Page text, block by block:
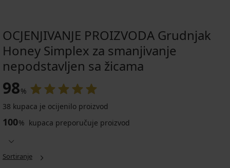
OCJENJIVANJE PROIZVODA Grudnjak
Honey Simplex za smanjivanje
nepodstavljen sa žicama
98%
38 kupaca je ocijenilo proizvod
100% kupaca preporučuje proizvod
Sortiranje